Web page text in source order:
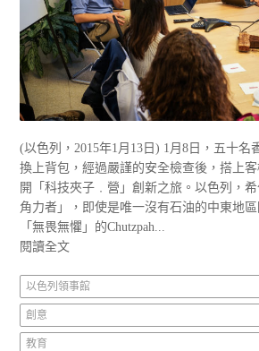
(以色列，2015年1月13日) 1月8日，五十名
換上背包，經過嚴謹的安全檢查後，搭上
開「科技夾子﹒營」創新之旅。以色列，
角力者」，即使是唯一沒有石油的中東地
「無畏無懼」的Chutzpah...
閱讀全文
以色列領事館
創意
教育